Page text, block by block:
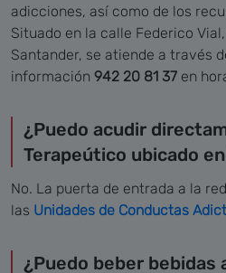
adicciones, así como de los
Situado en la calle Federico Vial,
Santander, se atiende a través
información 942 20 81 37 en
¿Puedo acudir
Terapeútico ubicado
No. La puerta de entrada a la
las Unidades de Conductas
¿Puedo beber bebidas